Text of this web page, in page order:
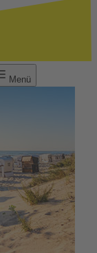
Menü